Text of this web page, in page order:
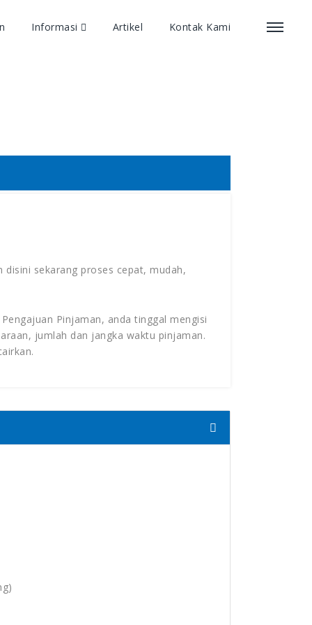
Informasi Artikel Kontak Kami
sekarang proses cepat, mudah,
Pinjaman, anda tinggal mengisi
jumlah dan jangka waktu pinjaman.